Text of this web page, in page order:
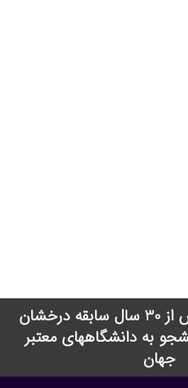
CIS Group با بیش از 30 سال سابقه درخشان
به دانشگاههای معتبر
جهان